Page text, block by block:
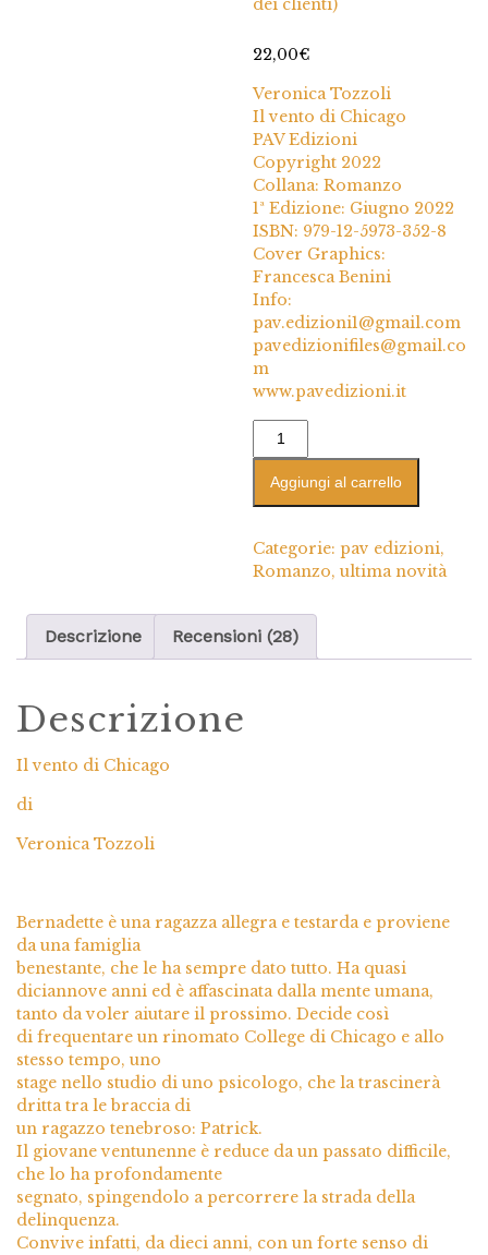
su 5 su base
dei clienti)
22,00€
Veronica Tozzoli
Il vento di Chicago
PAV Edizioni
Copyright 2022
Collana: Romanzo
1ª Edizione: Giugno 2022
ISBN: 979-12-5973-352-8
Cover Graphics:
Francesca Benini
Info:
pav.edizioni1@gmail.com
pavedizionifiles@gmail.co
m
www.pavedizioni.it
Aggiungi al carrello
Categorie:pav edizioni,
Romanzo,ultima novità
Descrizione Recensioni (28)
Descrizione
Il vento di Chicago
di
Veronica Tozzoli
Bernadette è una ragazza allegra e testarda e proviene
da una famiglia
benestante, che le ha sempre dato tutto. Ha quasi
diciannove anni ed è affascinata dalla mente umana,
tanto da voler aiutare il prossimo. Decide così
di frequentare un rinomato College di Chicago e allo
stesso tempo, uno
stage nello studio di uno psicologo, che la trascinerà
dritta tra le braccia di
un ragazzo tenebroso: Patrick.
Il giovane ventunenne è reduce da un passato difficile,
che lo ha profondamente
segnato, spingendolo a percorrere la strada della
delinquenza.
Convive infatti, da dieci anni, con un forte senso di